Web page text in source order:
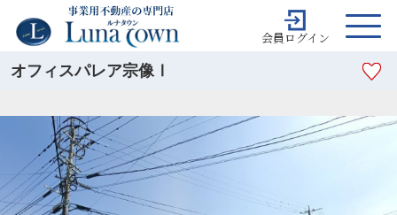
会員ログイン
オフィスパレア宗像Ⅰ